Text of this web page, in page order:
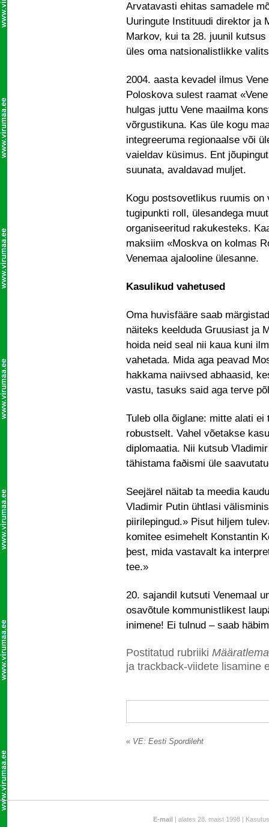
Arvatavasti ehitas samadele
Uuringute Instituudi direktor ja
Markov, kui ta 28. juunil
üles oma natsionalistlikke
2004. aasta kevadel ilmus
Poloskova sulest raamat
hulgas juttu Vene maailma
võrgustikuna. Kas üle kogu
integreeruma regionaalse või
vaieldav küsimus. Ent
suunata, avaldavad muljet.
Kogu postsovetlikus ruumis
tugipunkti roll, ülesandega
organiseeritud rakukesteks.
maksiim «Moskva on kolmas
Venemaa ajalooline ülesanne.
Kasulikud vahetused
Oma huvisfääre saab
näiteks keelduda Gruusiast ja
hoida neid seal nii kaua kuni
vahetada. Mida aga peavad
hakkama naiivsed abhaasid,
vastu, tasuks said aga terve
Tuleb olla õiglane: mitte alati
robustselt. Vahel võetakse
diplomaatia. Nii kutsub
tähistama faðismi üle
Seejärel näitab ta meedia
Vladimir Putin ühtlasi
piirilepingud.» Pisut hiljem
komitee esimehelt Konstantin
þest, mida vastavalt ka
tee.»
20. sajandil kutsuti Venemaal
osavõtule kommunistlikest
inimene! Ei tulnud – saab
Postitatud rubriiki
ja trackback-viidete lisamine
« VE: Eesti Spordileht
E-mail | alates 28. maist 1998 |